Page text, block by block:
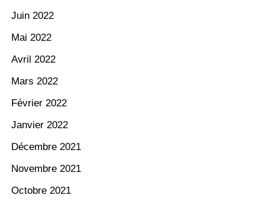
Juin 2022
Mai 2022
Avril 2022
Mars 2022
Février 2022
Janvier 2022
Décembre 2021
Novembre 2021
Octobre 2021